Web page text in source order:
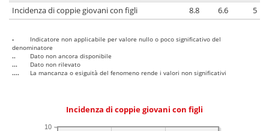
Incidenza di coppie giovani con figli
8.8 6.6 5
-
Indicatore non applicabile per valore nullo o poco significativo del
denominatore
..
Dato non ancora disponibile
...
Dato non rilevato
....
La mancanza o esiguità del fenomeno rende i valori non significativi
Incidenza di coppie giovani con figli
10